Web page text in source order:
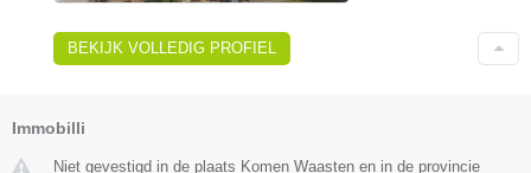
BEKIJK VOLLEDIG PROFIEL
Immobilli
Niet gevestigd in de plaats Komen Waasten en in de provincie